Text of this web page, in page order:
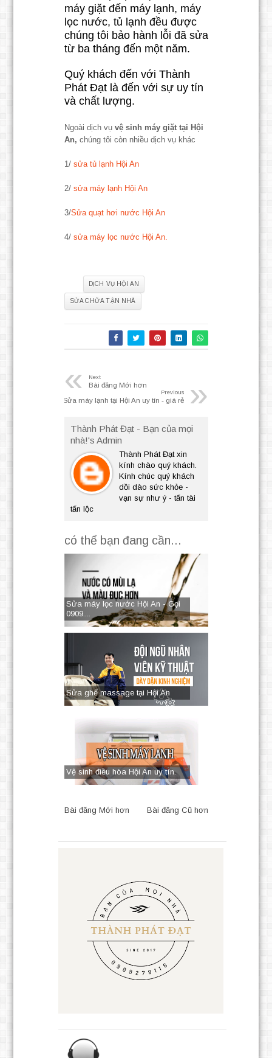
máy giặt đến máy lạnh, máy
lọc nước, tủ lạnh đều được
chúng tôi bảo hành lỗi đã sửa
từ ba tháng đến một năm.
Quý khách đến với Thành
Phát Đạt là đến với sự uy tín
và chất lượng.
Ngoài dịch vụ vệ sinh máy giặt tại Hội
An, chúng tôi còn nhiều dịch vụ khác
1/ sửa tủ lạnh Hội An
2/ sửa máy lạnh Hội An
3/Sửa quạt hơi nước Hội An
4/ sửa máy lọc nước Hội An.
DỊCH VỤ HỘI AN
SỬA CHỮA TẬN NHÀ
« Next
Bài đăng Mới hơn »
Previous
Sửa máy lạnh tại Hội An uy tín - giá rẻ
Thành Phát Đạt - Bạn của mọi
nhà!'s Admin
Thành Phát Đạt xin
kính chào quý khách.
Kính chúc quý khách
dồi dào sức khỏe -
vạn sự như ý - tấn tài
tấn lộc
có thể bạn đang cần...
Sửa máy lọc nước Hội An - Gọi
0909....
Sửa ghế massage tại Hội An
Vệ sinh điều hòa Hội An uy tín.
Bài đăng Mới hơn Bài đăng Cũ hơn